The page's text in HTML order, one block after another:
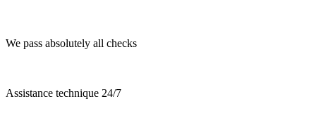
We pass absolutely all checks
Assistance technique 24/7